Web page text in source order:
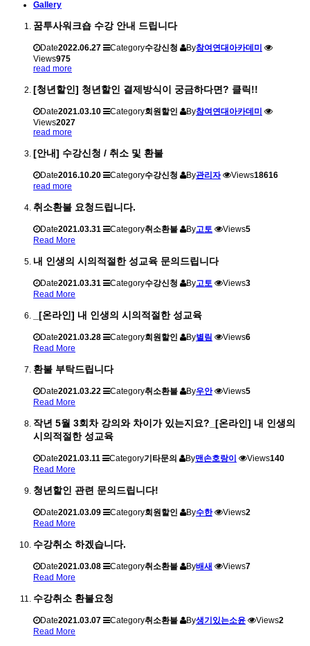
Gallery
꿈투사워크숍 수강 안내 드립니다
Date2022.06.27 Category수강신청 By참여연대아카데미
Views975
read more
[청년할인] 청년할인 결제방식이 궁금하다면? 클릭!!
Date2021.03.10 Category회원할인 By참여연대아카데미
Views2027
read more
[안내] 수강신청 / 취소 및 환불
Date2016.10.20 Category수강신청 By관리자 Views18616
read more
취소환불 요청드립니다.
Date2021.03.31 Category취소환불 By고토 Views5
Read More
내 인생의 시의적절한 성교육 문의드립니다
Date2021.03.31 Category수강신청 By고토 Views3
Read More
_[온라인] 내 인생의 시의적절한 성교육
Date2021.03.28 Category회원할인 By별림 Views6
Read More
환불 부탁드립니다
Date2021.03.22 Category취소환불 By우안 Views5
Read More
작년 5월 3회차 강의와 차이가 있는지요?_[온라인] 내 인생의
시의적절한 성교육
Date2021.03.11 Category기타문의 By맨손호랑이 Views140
Read More
청년할인 관련 문의드립니다!
Date2021.03.09 Category회원할인 By수한 Views2
Read More
수강취소 하겠습니다.
Date2021.03.08 Category취소환불 By배새 Views7
Read More
수강취소 환불요청
Date2021.03.07 Category취소환불 By생기있는소윤 Views2
Read More